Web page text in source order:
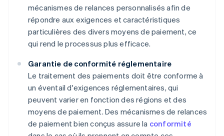
mécanismes de relances personnalisés afin de
répondre aux exigences et caractéristiques
particulières des divers moyens de paiement, ce
qui rend le processus plus efficace.
Garantie de conformité réglementaire
Le traitement des paiements doit être conforme à
un éventail d'exigences réglementaires, qui
peuvent varier en fonction des régions et des
moyens de paiement. Des mécanismes de relances
de paiement bien conçus assure la conformité